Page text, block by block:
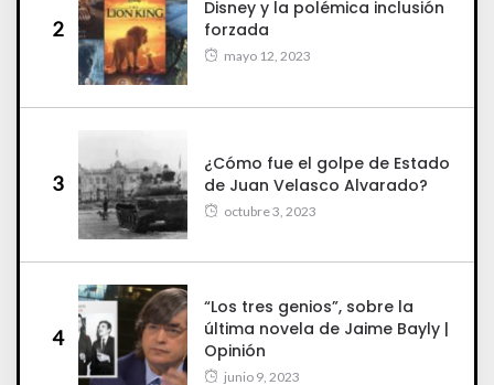
2
Disney y la polémica inclusión
forzada
mayo 12, 2023
3
¿Cómo fue el golpe de Estado
de Juan Velasco Alvarado?
octubre 3, 2023
4
“Los tres genios”, sobre la
última novela de Jaime Bayly |
Opinión
junio 9, 2023